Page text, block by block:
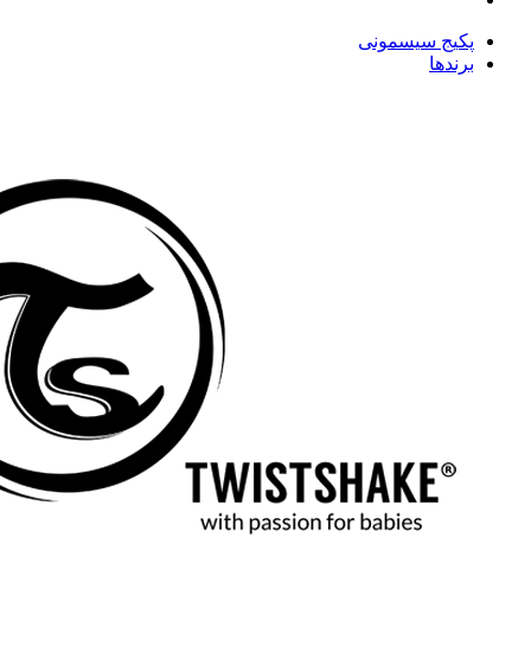
پکیج سیسمونی
برندها